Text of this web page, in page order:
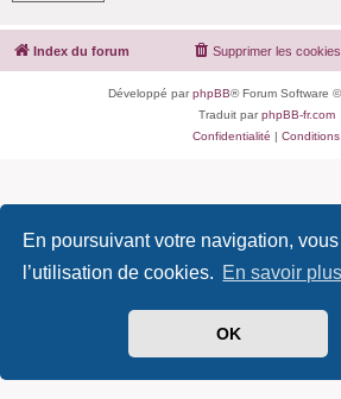
En poursuivant votre navigation,
l’utilisation de cookies. En savoir plus
OK
Index du forum Supprimer les cookies
Développé parphpBB® Forum Software
Traduit parphpBB-fr.com
Confidentialité | Conditions